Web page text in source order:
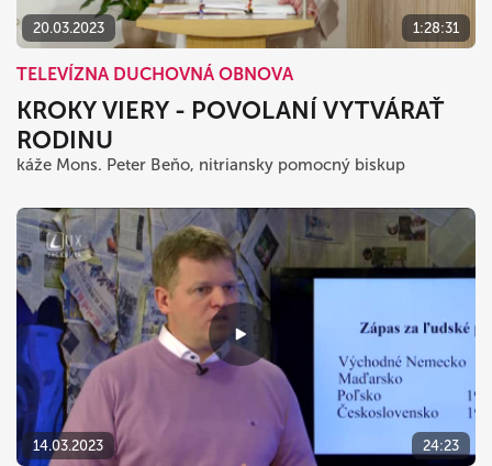
20.03.2023 1:28:31
TELEVÍZNA DUCHOVNÁ OBNOVA
KROKY VIERY - POVOLANÍ VYTVÁRAŤ
RODINU
káže Mons. Peter Beňo, nitriansky pomocný biskup
14.03.2023 24:23